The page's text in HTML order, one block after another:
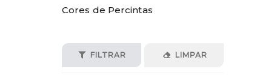
Cores de Percintas
FILTRAR LIMPAR